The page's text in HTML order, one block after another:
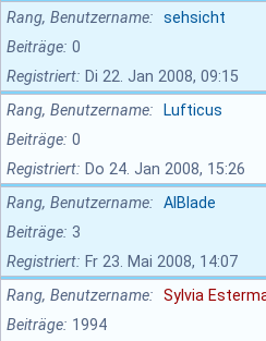
Rang, Benutzername
sehsicht
Beiträge 0
Registriert
Di 22. Jan 2008, 09:15
Rang, Benutzername
Lufticus
Beiträge 0
Registriert
Do 24. Jan 2008, 15:26
Rang, Benutzername
AlBlade
Beiträge 3
Registriert
Fr 23. Mai 2008, 14:07
Rang, Benutzername
Sylvia
Beiträge 1994